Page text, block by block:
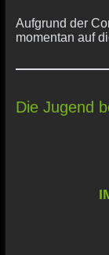
Aufgrund der
momentan auf
Die Jugend